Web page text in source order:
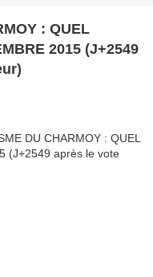
: QUEL
2015 (J+2549